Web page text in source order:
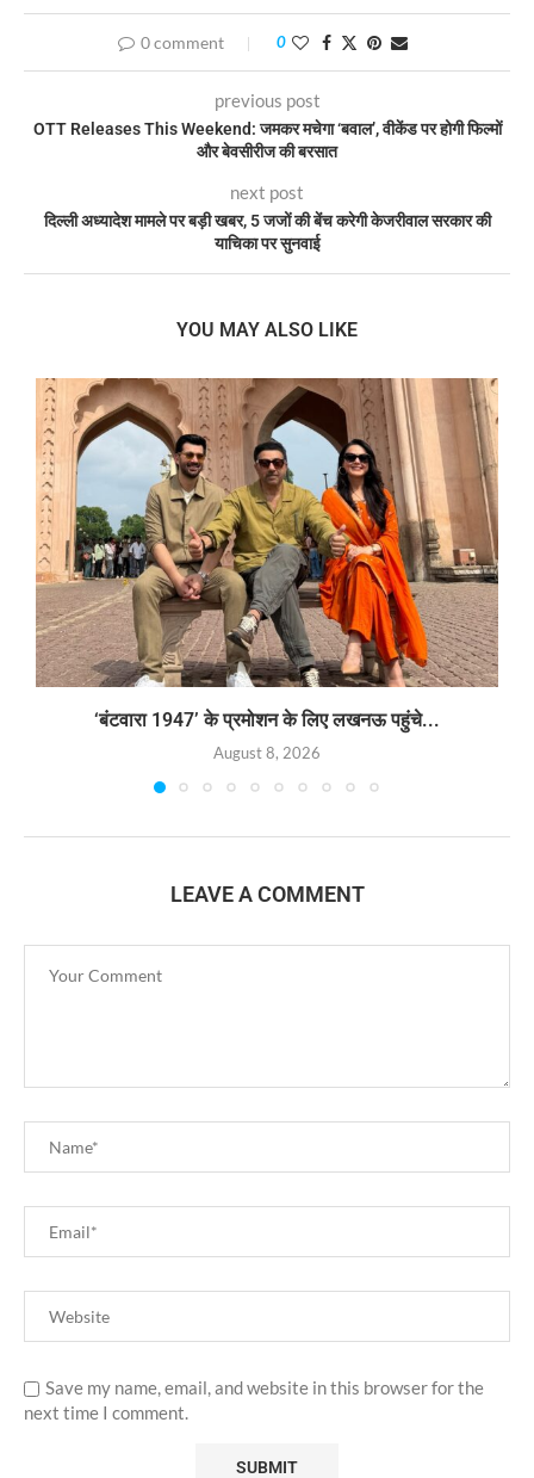
0 comment 0
previous post
OTT Releases This Weekend: जमकर मचेगा ‘बवाल’, वीकेंड पर होगी फिल्मों
और बेवसीरीज की बरसात
next post
दिल्ली अध्यादेश मामले पर बड़ी खबर, 5 जजों की बेंच करेगी केजरीवाल सरकार की
याचिका पर सुनवाई
YOU MAY ALSO LIKE
‘बंटवारा 1947’ के प्रमोशन के लिए लखनऊ पहुंचे...
August 8, 2026
LEAVE A COMMENT
Save my name, email, and website in this browser for the
next time I comment.